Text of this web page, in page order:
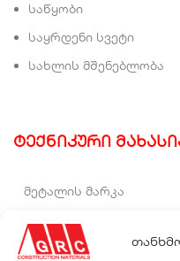
საწყობი
საყრდენი სვეტი
სახლის მშენებლობა
ტექნიკური
მეტალის მარკა
ზომა (მმ)